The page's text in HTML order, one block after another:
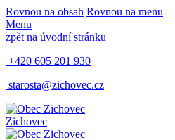
Rovnou na obsah Rovnou na menu
Menu
zpět na úvodní stránku
+420 605 201 930
starosta@zichovec.cz
Zichovec